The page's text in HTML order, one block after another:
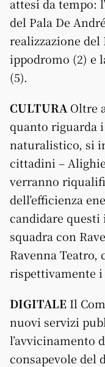
attesi da tempo:
del Pala De
realizzazione del
ippodromo (2) e
(5).
CULTURA Oltre
quanto riguarda
naturalistico, si
cittadini –
verranno
dell’efficienza
candidare
squadra con
Ravenna Teatro,
rispettivamente
DIGITALE Il
nuovi servizi
l’avvicinamento
consapevole del